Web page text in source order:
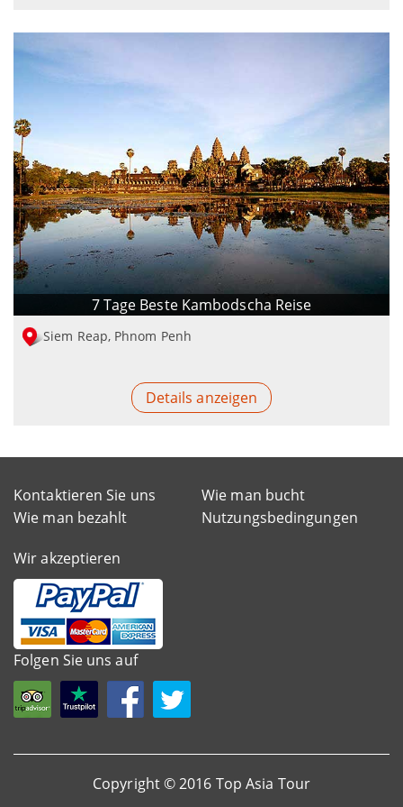
7 Tage Beste Kambodscha Reise
Siem Reap, Phnom Penh
Details anzeigen
Kontaktieren Sie uns
Wie man bucht
Wie man bezahlt
Nutzungsbedingungen
Wir akzeptieren
Folgen Sie uns auf
Copyright © 2016 Top Asia Tour